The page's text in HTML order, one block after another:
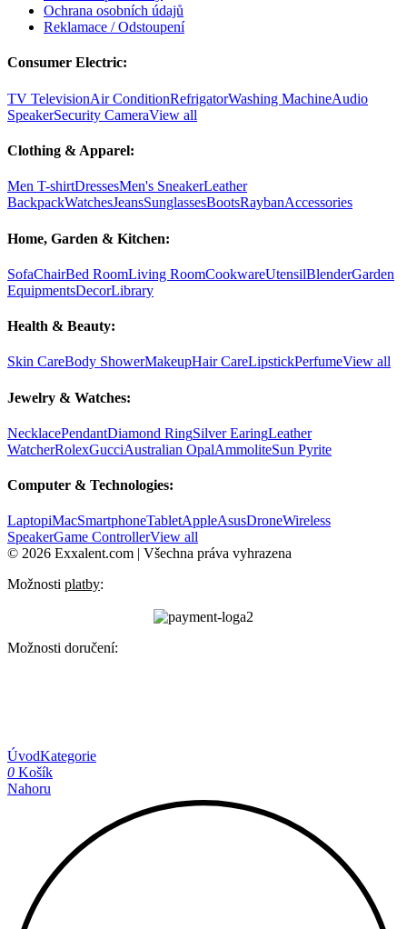
Ochrana osobních údajů
Reklamace / Odstoupení
Consumer Electric:
TV TelevisionAir ConditionRefrigatorWashing MachineAudio
SpeakerSecurity CameraView all
Clothing & Apparel:
Men T-shirtDressesMen's SneakerLeather
BackpackWatchesJeansSunglassesBootsRaybanAccessories
Home, Garden & Kitchen:
SofaChairBed RoomLiving RoomCookwareUtensilBlenderGarden
EquipmentsDecorLibrary
Health & Beauty:
Skin CareBody ShowerMakeupHair CareLipstickPerfumeView all
Jewelry & Watches:
NecklacePendantDiamond RingSilver EaringLeather
WatcherRolexGucciAustralian OpalAmmoliteSun Pyrite
Computer & Technologies:
LaptopiMacSmartphoneTabletAppleAsusDroneWireless
SpeakerGame ControllerView all
© 2026 Exxalent.com | Všechna práva vyhrazena
Možnosti platby:
Možnosti doručení:
ÚvodKategorie
0 Košík
Nahoru